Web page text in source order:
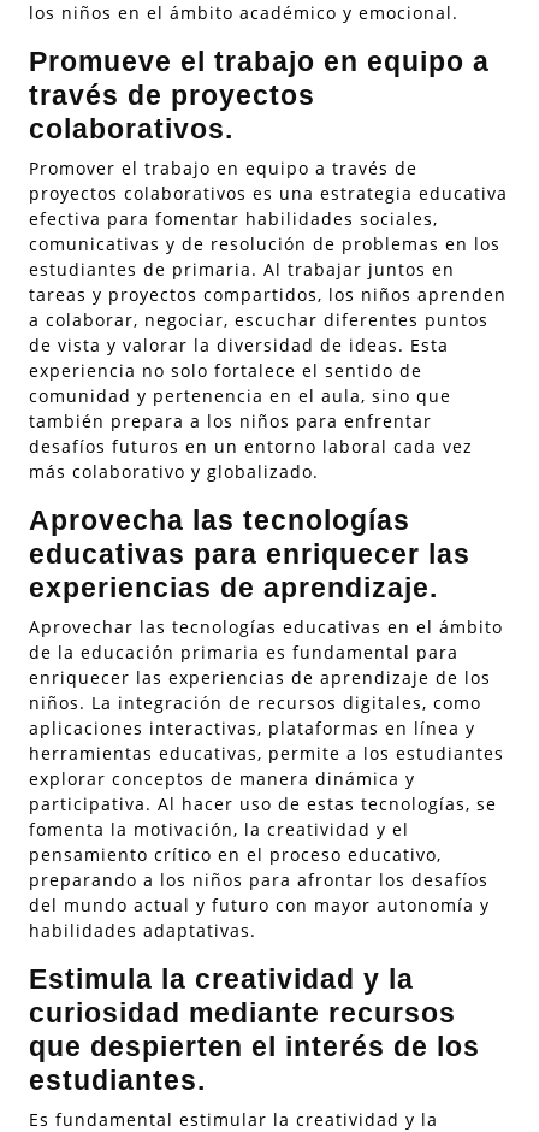
los niños en el ámbito académico y emocional.
Promueve el trabajo en equipo a
través de proyectos
colaborativos.
Promover el trabajo en equipo a través de
proyectos colaborativos es una estrategia educativa
efectiva para fomentar habilidades sociales,
comunicativas y de resolución de problemas en los
estudiantes de primaria. Al trabajar juntos en
tareas y proyectos compartidos, los niños aprenden
a colaborar, negociar, escuchar diferentes puntos
de vista y valorar la diversidad de ideas. Esta
experiencia no solo fortalece el sentido de
comunidad y pertenencia en el aula, sino que
también prepara a los niños para enfrentar
desafíos futuros en un entorno laboral cada vez
más colaborativo y globalizado.
Aprovecha las tecnologías
educativas para enriquecer las
experiencias de aprendizaje.
Aprovechar las tecnologías educativas en el ámbito
de la educación primaria es fundamental para
enriquecer las experiencias de aprendizaje de los
niños. La integración de recursos digitales, como
aplicaciones interactivas, plataformas en línea y
herramientas educativas, permite a los estudiantes
explorar conceptos de manera dinámica y
participativa. Al hacer uso de estas tecnologías, se
fomenta la motivación, la creatividad y el
pensamiento crítico en el proceso educativo,
preparando a los niños para afrontar los desafíos
del mundo actual y futuro con mayor autonomía y
habilidades adaptativas.
Estimula la creatividad y la
curiosidad mediante recursos
que despierten el interés de los
estudiantes.
Es fundamental estimular la creatividad y la